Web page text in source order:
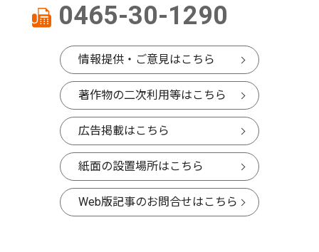
0465-30-1290
情報提供・ご意見はこちら
著作物の二次利用等はこちら
広告掲載はこちら
紙面の設置場所はこちら
Web版記事のお問合せはこちら